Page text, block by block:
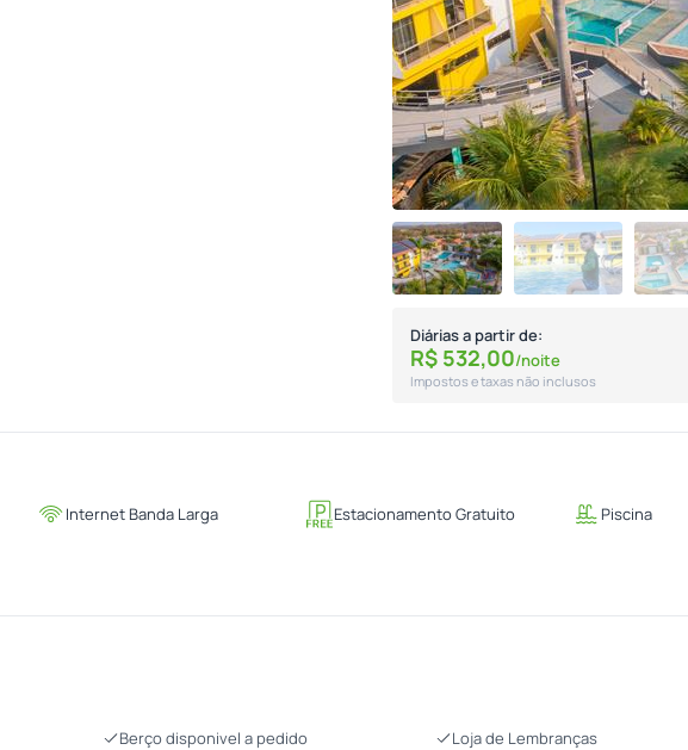
Diárias a partir de:
R$ 532,00/noite
Impostos e taxas não inclusos
Internet Banda Larga Estacionamento Gratuito Piscina
Berço disponivel a pedido
Loja de Lembranças